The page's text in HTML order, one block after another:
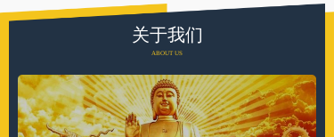
关于我们
ABOUT US